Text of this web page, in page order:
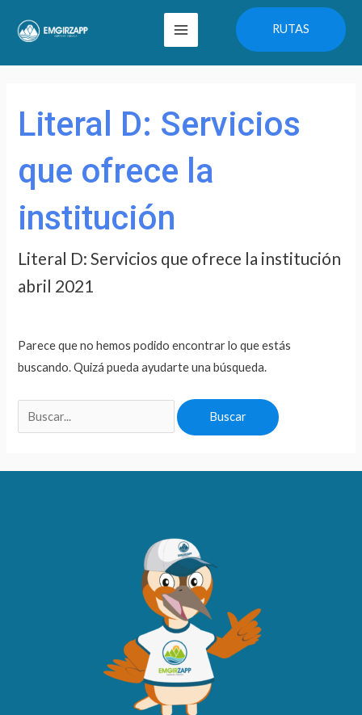
Main
Menu
RUTAS
Literal D: Servicios
que ofrece la
institución
Literal D: Servicios que ofrece la institución
abril 2021
Parece que no hemos podido encontrar lo que estás
buscando. Quizá pueda ayudarte una búsqueda.